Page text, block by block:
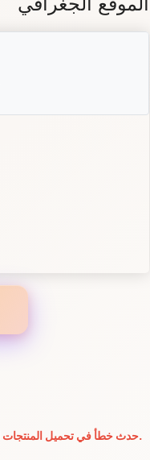
حدث خطأ في تحميل المنتجات المشابهة. يرجى المحاولة مرة أخرى.